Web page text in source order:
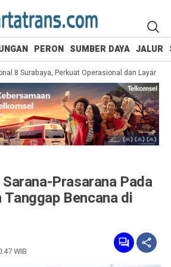
PERON SUMBER DAYA JALUR
Surabaya, Perkuat Operasional dan Layanan
Prasarana Pada
Bencana di
WIB